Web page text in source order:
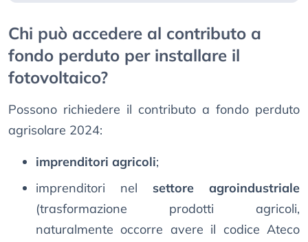
Chi può accedere al contributo a
fondo perduto per installare il
fotovoltaico?
Possono richiedere il contributo a fondo perduto
agrisolare 2024:
imprenditori agricoli;
imprenditori nel settore agroindustriale
(trasformazione prodotti agricoli,
naturalmente occorre avere il codice Ateco